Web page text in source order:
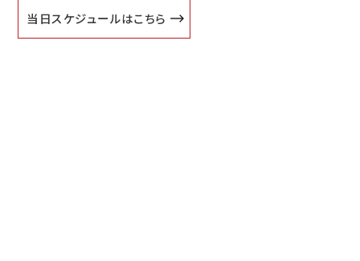
当日スケジュールはこちら